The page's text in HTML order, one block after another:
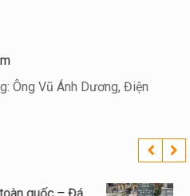
Ông Vũ Ánh Dương, Điện